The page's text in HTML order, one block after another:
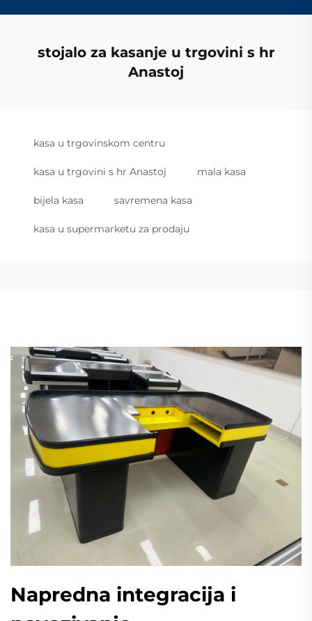
stojalo za kasanje u trgovini s hr
Anastoj
kasa u trgovinskom centru
kasa u trgovini s hr Anastoj mala kasa
bijela kasa savremena kasa
kasa u supermarketu za prodaju
Napredna integracija i